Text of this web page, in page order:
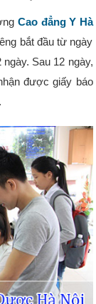
Cao đẳng Y Hà
bắt đầu từ ngày
Sau 12 ngày,
được giấy báo